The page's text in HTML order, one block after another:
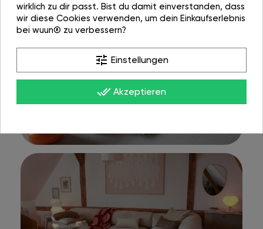
wirklich zu dir passt. Bist du damit einverstanden, dass
wir diese Cookies verwenden, um dein Einkaufserlebnis
bei wuun® zu verbessern?
tune Einstellungen
done_all Akzeptieren